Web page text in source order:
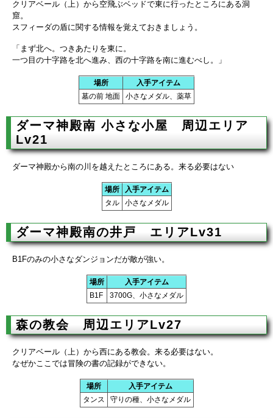
クリアベール（上）から空飛ぶベッドで東に行ったところにある洞
窟。
スフィーダの盾に関する情報を覚えておきましょう。
「まず北へ。つきあたりを東に。
一つ目の十字路を北へ進み、西の十字路を南に進むべし。」
場所
入手アイテム
墓の前 地面
小さなメダル、薬草
ダーマ神殿南 小さな小屋 周辺エリア
Lv21
ダーマ神殿から南の川を越えたところにある。来る必要はない
場所
入手アイテム
タル
小さなメダル
ダーマ神殿南の井戸 エリアLv31
B1Fのみの小さなダンジョンだが敵が強い。
場所
入手アイテム
B1F
3700G、小さなメダル
森の教会 周辺エリアLv27
クリアベール（上）から西にある教会。来る必要はない。
なぜかここでは冒険の書の記録ができない。
場所
入手アイテム
タンス
守りの種、小さなメダル